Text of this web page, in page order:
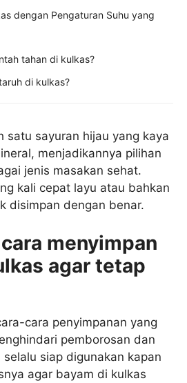
satu sayuran hijau yang kaya
menjadikannya pilihan
jenis masakan sehat.
kali cepat layu atau bahkan
disimpan dengan benar.
menyimpan
agar tetap
cara penyimpanan yang
pemborosan dan
siap digunakan kapan
agar bayam di kulkas
dengan Pengaturan Suhu yang
tahan di kulkas?
di kulkas?